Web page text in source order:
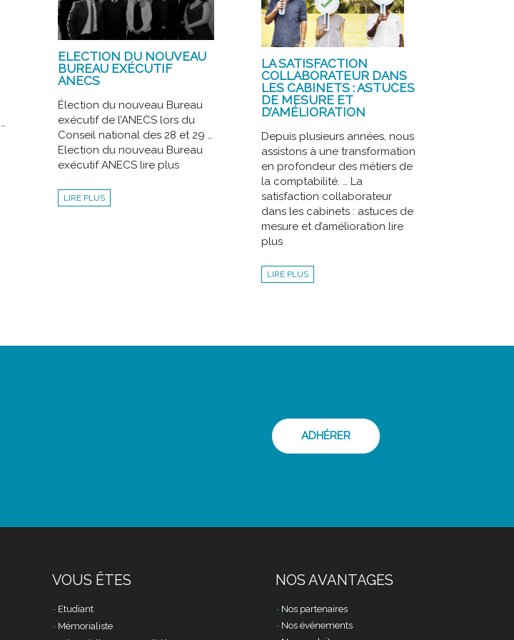
ELECTION DU NOUVEAU
BUREAU EXÉCUTIF
ANECS
Élection du nouveau Bureau
exécutif de l’ANECS lors du
Conseil national des 28 et 29 …
Election du nouveau Bureau
exécutif ANECS lire plus
LIRE PLUS
LA SATISFACTION
COLLABORATEUR DANS
LES CABINETS : ASTUCES
DE MESURE ET
D’AMÉLIORATION
Depuis plusieurs années, nous
assistons à une transformation
en profondeur des métiers de
la comptabilité. … La
satisfaction collaborateur
dans les cabinets : astuces de
mesure et d’amélioration lire
plus
LIRE PLUS
ADHÉRER
VOUS ÊTES
Etudiant
Mémorialiste
NOS AVANTAGES
Nos partenaires
Nos événements